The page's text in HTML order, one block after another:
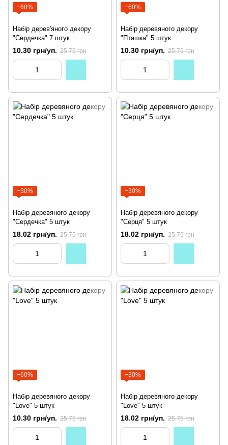
−60%
Набір дерев'яного декору
"Сердечка" 7 штук
10.30 грн/уп. 25.75 грн
−60%
Набір деревяного декору
"Пташка" 5 штук
10.30 грн/уп. 25.75 грн
−30%
Набір деревяного декору
"Сердечка" 5 штук
18.02 грн/уп. 25.75 грн
−30%
Набір деревяного декору
"Серця" 5 штук
18.02 грн/уп. 25.75 грн
−60%
Набір деревяного декору
"Love" 5 штук
10.30 грн/уп. 25.75 грн
−30%
Набір деревяного декору
"Love" 5 штук
18.02 грн/уп. 25.75 грн